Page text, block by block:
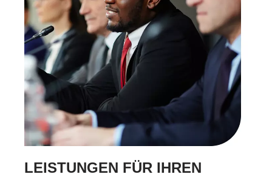
LEISTUNGEN FÜR IHREN